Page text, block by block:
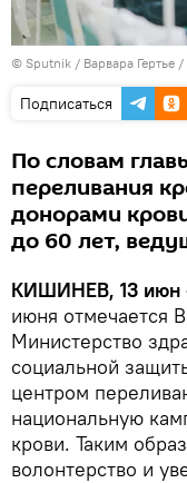
© Sputnik / Варвара Гертье /
Подписаться
По словам
переливания
донорами
до 60 лет,
КИШИНЕВ, 13 июн
июня отмечается
Министерство
социальной
центром
национальную
крови. Таким
волонтерство и